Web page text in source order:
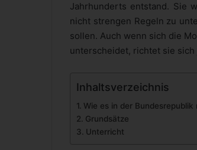
Jahrhunderts entstand. Sie
nicht strengen Regeln zu
sollen. Auch wenn sich die
unterscheidet, richtet sie sich
Inhaltsverzeichnis
Wie es in der Bundesrepublik
Grundsätze
Unterricht